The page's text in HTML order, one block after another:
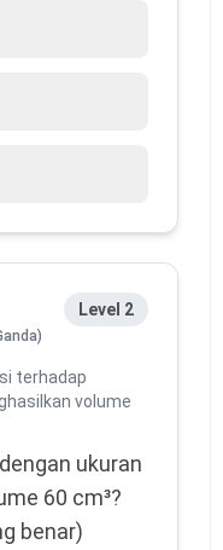
Level 2
terhadap
volume
ukuran
60 cm³?
benar)